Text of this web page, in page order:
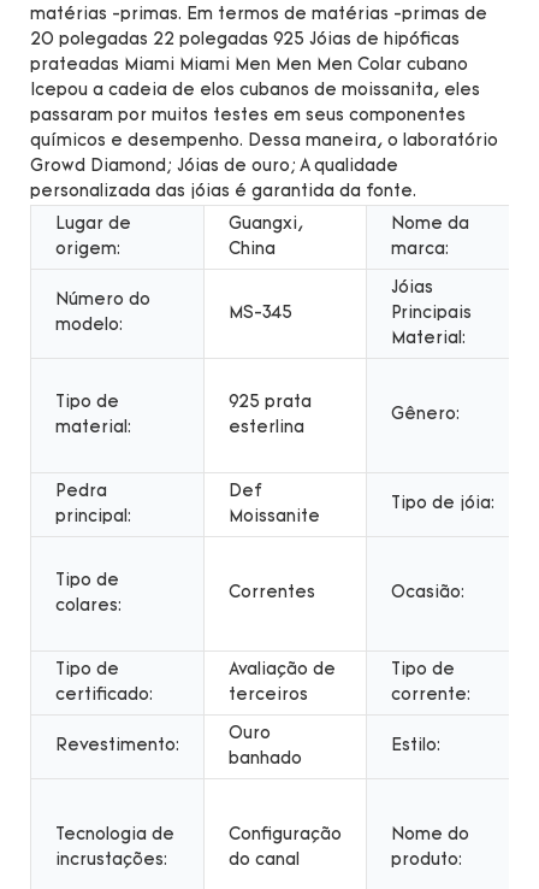
matérias -primas. Em termos de matérias -primas de
20 polegadas 22 polegadas 925 Jóias de hipóficas
prateadas Miami Miami Men Men Men Colar cubano
Icepou a cadeia de elos cubanos de moissanita, eles
passaram por muitos testes em seus componentes
químicos e desempenho. Dessa maneira, o laboratório
Growd Diamond; Jóias de ouro; A qualidade
personalizada das jóias é garantida da fonte.
Lugar de
origem:
Guangxi,
China
Nome da
marca:
Número do
modelo:
MS-345
Jóias
Principais
Material:
Tipo de
material:
925 prata
esterlina
Gênero:
Pedra
principal:
Def
Moissanite
Tipo de jóia:
Tipo de
colares:
Correntes Ocasião:
Tipo de
certificado:
Avaliação de
terceiros
Tipo de
corrente:
Revestimento:
Ouro
banhado
Estilo:
Tecnologia de
incrustações:
Configuração
do canal
Nome do
produto: